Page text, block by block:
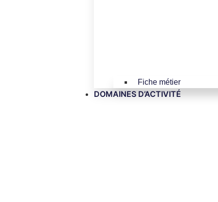
Fiche métier
DOMAINES D’ACTIVITÉ